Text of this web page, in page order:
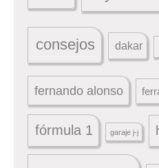
consejos dakar
fernando alonso
fórmula 1 garaje j-j